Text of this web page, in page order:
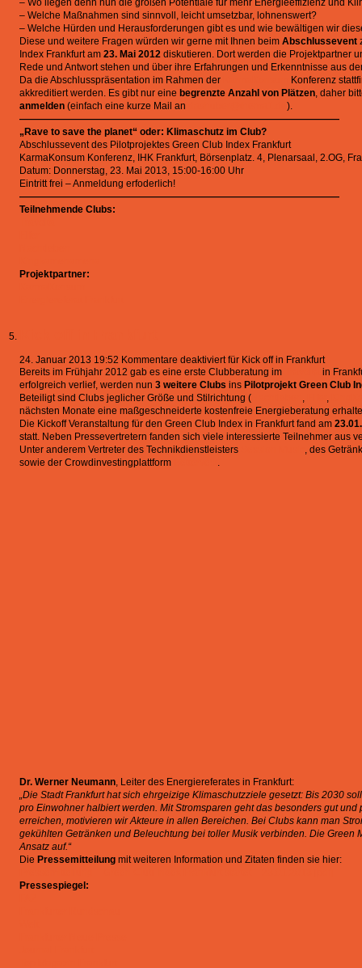
– Wo liegen denn nun die großen Potentiale für mehr Energieeffizienz und
– Welche Maßnahmen sind sinnvoll, leicht umsetzbar, lohnenswert?
– Welche Hürden und Herausforderungen gibt es und wie bewältigen wir
Diese und weitere Fragen würden wir gerne mit Ihnen beim Abschlussevent
Index Frankfurt am 23. Mai 2012 diskutieren. Dort werden die Projektpartner
Rede und Antwort stehen und über ihre Erfahrungen und Erkenntnisse aus
Da die Abschlusspräsentation im Rahmen der
Konferenz
akkreditiert werden. Es gibt nur eine begrenzte Anzahl von Plätzen, daher
anmelden (einfach eine kurze Mail an
).
—————————————————————————————————
„Rave to save the planet“ oder: Klimaschutz im Club?
Abschlussevent des Pilotprojektes Green Club Index Frankfurt
KarmaKonsum Konferenz, IHK Frankfurt, Börsenplatz. 4, Plenarsaal, 2.OG,
Datum: Donnerstag, 23. Mai 2013, 15:00-16:00 Uhr
Eintritt frei – Anmeldung erfoderlich!
—————————————————————————————————
Teilnehmende Clubs:
Projektpartner:
24. Januar 2013 19:52 Kommentare deaktiviertfür Kick off in Frankfurt
Bereits im Frühjahr 2012 gab es eine erste Clubberatung im
in
erfolgreich verlief, werden nun 3 weitere Clubs ins Pilotprojekt Green Club
Beteiligt sind Clubs jeglicher Größe und Stilrichtung (
, ,
nächsten Monate eine maßgeschneiderte kostenfreie Energieberatung
Die Kickoff Veranstaltung für den Green Club Index in Frankfurt fand am
statt. Neben Pressevertretern fanden sich viele interessierte Teilnehmer aus
Unter anderem Vertreter des Technikdienstleisters
, des
sowie der Crowdinvestingplattform
.
Dr. Werner Neumann, Leiter des Energiereferates in Frankfurt:
„Die Stadt Frankfurt hat sich ehrgeizige Klimaschutzziele gesetzt: Bis 2030
pro Einwohner halbiert werden. Mit Stromsparen geht das besonders gut und
erreichen, motivieren wir Akteure in allen Bereichen. Bei Clubs kann man
gekühlten Getränken und Beleuchtung bei toller Musik verbinden. Die Green
Ansatz auf.“
Die Pressemitteilung mit weiteren Information und Zitaten finden sie hier:
Pressespiegel: